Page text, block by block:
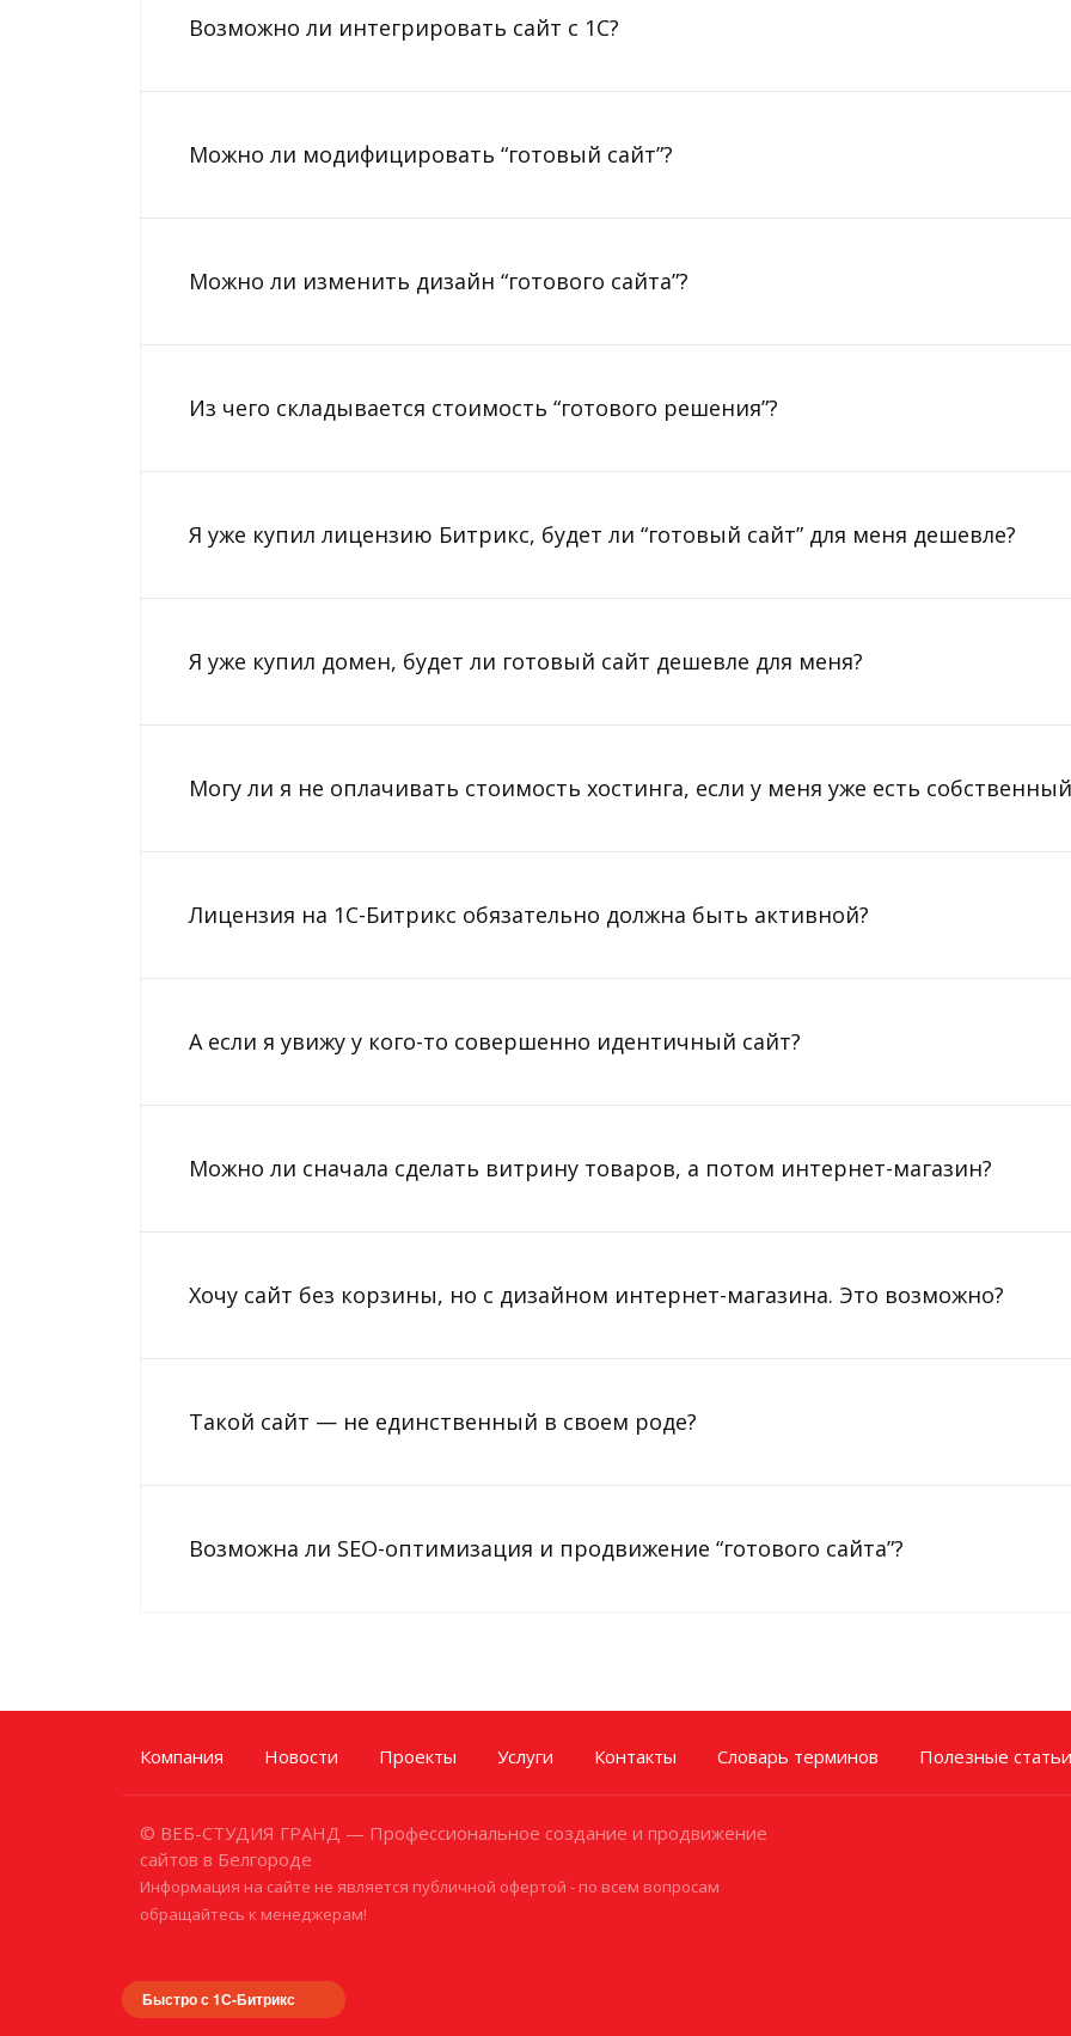
Возможно ли интегрировать сайт с 1С?
Можно ли модифицировать “готовый сайт”?
Можно ли изменить дизайн “готового сайта”?
Из чего складывается стоимость “готового решения”?
Я уже купил лицензию Битрикс, будет ли “готовый сайт” для меня дешевле?
Я уже купил домен, будет ли готовый сайт дешевле для меня?
Могу ли я не оплачивать стоимость хостинга, если у меня уже есть
Лицензия на 1С-Битрикс обязательно должна быть активной?
А если я увижу у кого-то совершенно идентичный сайт?
Можно ли сначала сделать витрину товаров, а потом интернет-магазин?
Хочу сайт без корзины, но с дизайном интернет-магазина. Это возможно?
Такой сайт — не единственный в своем роде?
Возможна ли SEO-оптимизация и продвижение “готового сайта”?
Компания Новости Проекты Услуги Контакты Словарь терминов Полезные статьи
© ВЕБ-СТУДИЯ ГРАНД — Профессиональное создание и продвижение
сайтов в Белгороде
Информация на сайте не является публичной офертой - по всем вопросам
обращайтесь к менеджерам!
Быстро с 1С-Битрикс